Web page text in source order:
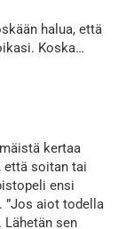
halua, että
Koska…
kertaa
että soitan tai
ensi
”Jos aiot todella
Lähetän sen